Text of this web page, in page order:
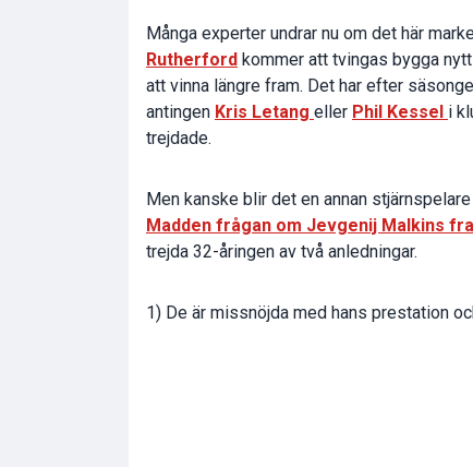
Många experter undrar nu om det här
Rutherford kommer att tvingas bygga
att vinna längre fram. Det har efter
antingen Kris Letang eller Phil Kessel i
trejdade.
Men kanske blir det en annan
Madden frågan om Jevgenij Malkins
trejda 32-åringen av två anledningar.
1) De är missnöjda med hans prestation